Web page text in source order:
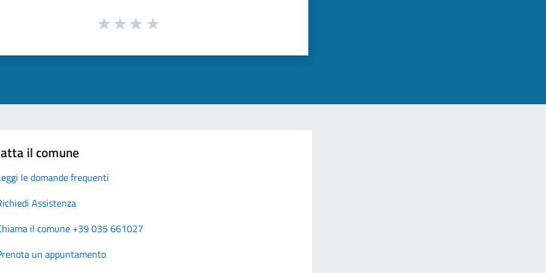
il comune
le domande frequenti
Assistenza
il comune +39 035 661027
un appuntamento